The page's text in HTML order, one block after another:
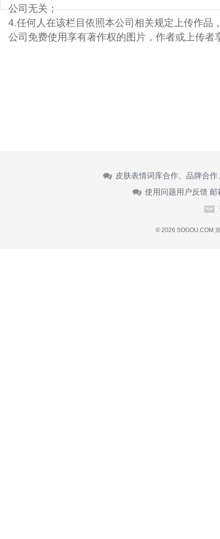
公司无关；
4.任何人在该栏目依照本公司相关规定上传作品
公司免费使用享有著作权的图片，作者或上传者
皮肤表情词库合作、品牌合
使用问题用户反馈 邮
© 2026 SOGOU.COM